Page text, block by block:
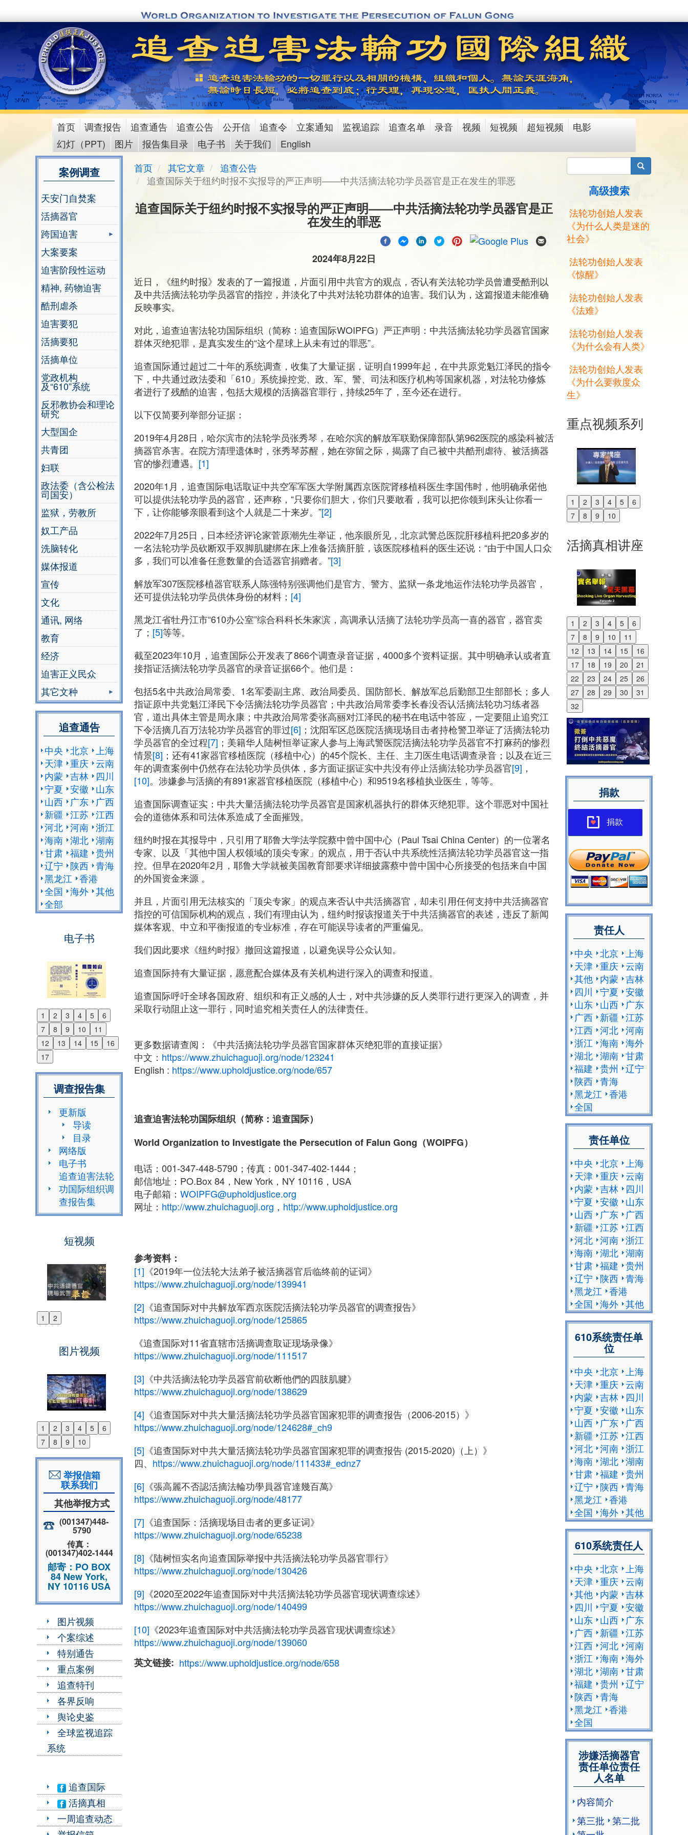
to
content
main
menu
首页 调查报告 追查通告 追查公告 公开信 追查令 立案通知 监视追踪 追查名单 录音 视频 短视频 超短视频
电影
幻灯（PPT)
图片 报告集目录 电子书 关于我们 English
案例调查
天安门自焚案
活摘器官
跨国迫害
大案要案
迫害阶段性运动
精神, 药物迫害
酷刑虐杀
迫害要犯
活摘要犯
活摘单位
党政机构
及“610”系统
反邪教协会和理论
研究
大型国企
共青团
妇联
政法委（含公检法
司国安）
监狱，劳教所
奴工产品
洗脑转化
媒体报道
宣传
文化
通讯, 网络
教育
经济
迫害正义民众
其它文种
追查通告
中央 北京 上海
天津 重庆 云南
内蒙 吉林
四川
宁夏 安徽
山东
山西
广东
广西
新疆 江苏 江西
河北 河南 浙江
海南 湖北 湖南
甘肃 福建 贵州
辽宁
陕西 青海
黑龙江 香港
全国 海外 其他
全部
电子书
1 2 3 4 5
6
7
8 9 10
11
12
13 14 15
16
17
Previous
Next
调查报告集
更新版
导读
目录
网络版
电子书
追查迫害法轮
功国际组织调
查报告集
短视频
1 2
Previous
图片视频
1 2 3 4 5
6
7
8 9 10
Previous
Next
举报信箱
联系我们
其他举报方式
(001347)448-
5790
传真：
(001347)402-1444
邮寄：PO BOX
84 New York,
NY 10116 USA
图片视频
个案综述
特别通告
重点案例
追查特刊
各界反响
舆论史鉴
全球监视追踪
系统
追查国际
活摘真相
一周追查动态
首页 其它文章
追查公告
追查国际关于纽约时报不实报导的严正声明——中共活摘法轮功学员器官是正在发生的罪恶
追查国际关于纽约时报不实报导的严正声明——中共活摘法轮功学员器官是正
在发生的罪恶
2024年8月22日
近日，《纽约时报》发表的了一篇报道，片面引用中共官方的观点，否认有关法轮功学员曾遭受酷刑以
及中共活摘法轮功学员器官的指控，并淡化了中共对法轮功群体的迫害。我们认为，这篇报道未能准确
反映事实。
对此，追查迫害法轮功国际组织（简称：追查国际WOIPFG）严正声明：中共活摘法轮功学员器官国家
群体灭绝犯罪，是真实发生的“这个星球上从未有过的罪恶”。
追查国际通过超过二十年的系统调查，收集了大量证据，证明自1999年起，在中共原党魁江泽民的指令
下，中共通过政法委和「610」系统操控党、政、军、警、司法和医疗机构等国家机器，对法轮功修炼
者进行了残酷的迫害，包括大规模的活摘器官罪行，持续25年了，至今还在进行。
以下仅简要列举部分证据：
2019年4月28日，哈尔滨市的法轮学员张秀琴，在哈尔滨的解放军联勤保障部队第962医院的感染科被活
摘器官杀害。在院方清理遗体时，张秀琴苏醒，她在弥留之际，揭露了自己被中共酷刑虐待、被活摘器
官的惨烈遭遇。 [1]
2020年1月，追查国际电话取证中共空军军医大学附属西京医院肾移植科医生李国伟时，他明确承偌他
可以提供法轮功学员的器官，还声称，“只要你们胆大，你们只要敢看，我可以把你领到床头让你看一
下，让你能够亲眼看到这个人就是二十来岁。”[2]
2022年7月25日，日本经济评论家菅原潮先生举证，他亲眼所见，北京武警总医院肝移植科把20多岁的
一名法轮功学员砍断双手双脚肌腱绑在床上准备活摘肝脏，该医院移植科的医生还说：“由于中国人口众
多，我们可以准备任意数量的合适器官捐赠者。”[3]
解放军307医院移植器官联系人陈强特别强调他们是官方、警方、监狱一条龙地运作法轮功学员器官，
还可提供法轮功学员供体身份的材料； [4]
黑龙江省牡丹江市“610办公室”综合科科长朱家滨，高调承认活摘了法轮功学员高一喜的器官，器官卖
了； [5]等等。
截至2023年10月，追查国际公开发表了866个调查录音证据，4000多个资料证据。其中明确承认或者直
接指证活摘法轮功学员器官的录音证据66个。他们是：
包括5名中共政治局常委、1名军委副主席、政治局委员、国防部长、解放军总后勤部卫生部部长；多人
指证原中共党魁江泽民下令活摘法轮功学员器官；中共政治局常委李长春没否认活摘法轮功习练者器
官，道出具体主管是周永康；中共政治局常委张高丽对江泽民的秘书在电话中答应，一定要阻止追究江
下令活摘几百万法轮功学员器官的罪过[6] ；沈阳军区总医院活摘现场目击者持枪警卫举证了活摘法轮功
学员器官的全过程[7] ；美籍华人陆树恒举证家人参与上海武警医院活摘法轮功学员器官不打麻药的惨烈
情景[8] ；还有41家器官移植医院（移植中心）的45个院长、主任、主刀医生电话调查录音；以及在近三
年的调查案例中仍然存在法轮功学员供体，多方面证据证实中共没有停止活摘法轮功学员器官[9] ，
[10]。涉嫌参与活摘的有891家器官移植医院（移植中心）和9519名移植执业医生，等等。
追查国际调查证实：中共大量活摘法轮功学员器官是国家机器执行的群体灭绝犯罪。这个罪恶对中国社
会的道德体系和司法体系造成了全面摧毁。
纽约时报在其报导中，只引用了耶鲁⼤学法学院蔡中曾中国中⼼（Paul Tsai China Center）的一位署名
专家、以及「其他中国⼈权领域的顶尖专家」的观点，用于否认中共系统性活摘法轮功学员器官这一指
控。但早在2020年2月，耶鲁大学就被美国教育部要求详细披露蔡中曾中国中⼼所接受的包括来自中国
的外国资金来源 。
并且，片面引用无法核实的「顶尖专家」的观点来否认中共活摘器官，却未引用任何支持中共活摘器官
指控的可信国际机构的观点，我们有理由认为，纽约时报该报道关于中共活摘器官的表述，违反了新闻
媒体客观、中立和平衡报道的专业标准，存在可能误导读者的严重偏见。
我们因此要求《纽约时报》撤回这篇报道，以避免误导公众认知。
追查国际持有大量证据，愿意配合媒体及有关机构进行深入的调查和报道。
追查国际呼吁全球各国政府、组织和有正义感的人士，对中共涉嫌的反人类罪行进行更深入的调查，并
采取行动阻止这一罪行，同时追究相关责任人的法律责任。
更多数据请查阅：《中共活摘法轮功学员器官国家群体灭绝犯罪的直接证据》
中文： https://www.zhuichaguoji.org/node/123241
English : https://www.upholdjustice.org/node/657
追查迫害法轮功国际组织（简称：追查国际）
World Organization to Investigate the Persecution of Falun Gong（WOIPFG）
电话：001-347-448-5790；传真：001-347-402-1444；
邮信地址：PO.Box 84，New York，NY 10116，USA
电子邮箱： WOIPFG@upholdjustice.org
网址： http://www.zhuichaguoji.org ， http://www.upholdjustice.org
参考资料：
[1] 《2019年一位法轮大法弟子被活摘器官后临终前的证词》
https://www.zhuichaguoji.org/node/139941
[2] 《追查国际对中共解放军西京医院活摘法轮功学员器官的调查报告》
https://www.zhuichaguoji.org/node/125865
《追查国际对11省直辖市活摘调查取证现场录像》
https://www.zhuichaguoji.org/node/111517
[3] 《中共活摘法轮功学员器官前砍断他們的四肢肌腱》
https://www.zhuichaguoji.org/node/138629
[4] 《追查国际对中共大量活摘法轮功学员器官国家犯罪的调查报告（2006-2015）》
https://www.zhuichaguoji.org/node/124628#_ch9
[5] 《追查国际对中共大量活摘法轮功学员器官国家犯罪的调查报告 (2015-2020)（上）》
四、 https://www.zhuichaguoji.org/node/111433#_ednz7
[6] 《張高麗不否認活摘法輪功學員器官達幾百萬》
https://www.zhuichaguoji.org/node/48177
[7] 《追查国际：活摘现场目击者的更多证词》
https://www.zhuichaguoji.org/node/65238
[8] 《陆树恒实名向追查国际举报中共活摘法轮功学员器官罪行》
https://www.zhuichaguoji.org/node/130426
[9] 《2020至2022年追查国际对中共活摘法轮功学员器官现状调查综述》
https://www.zhuichaguoji.org/node/140499
[10] 《2023年追查国际对中共活摘法轮功学员器官现状调查综述》
https://www.zhuichaguoji.org/node/139060
英文链接
https://www.upholdjustice.org/node/658
搜索
高级搜索
法轮功创始人发表
《为什么人类是迷的
社会》
法轮功创始人发表
《惊醒》
法轮功创始人发表
《法难》
法轮功创始人发表
《为什么会有人类》
法轮功创始人发表
《为什么要救度众
生》
重点视频系列
1 2 3 4 5
6
7
8 9 10
Previous
Next
活摘真相讲座
1 2 3 4 5
6
7
8 9 10
11
12
13 14 15
16
17
18 19 20
21
22
23 24 25
26
27
28 29 30
31
32
Previous
Next
捐款
捐款
责任人
中央 北京
上海
天津 重庆 云南
其他 内蒙 吉林
四川
宁夏 安徽
山东 山西
广东
广西 新疆 江苏
江西 河北 河南
浙江 海南 海外
湖北 湖南 甘肃
福建 贵州
辽宁
陕西 青海
黑龙江 香港
全国
责任单位
中央 北京
上海
天津 重庆 云南
内蒙 吉林
四川
宁夏 安徽
山东
山西
广东
广西
新疆 江苏 江西
河北 河南 浙江
海南 湖北 湖南
甘肃 福建 贵州
辽宁
陕西 青海
黑龙江 香港
全国 海外 其他
610系统责任单
位
中央 北京
上海
天津 重庆 云南
内蒙 吉林
四川
宁夏 安徽
山东
山西
广东
广西
新疆 江苏 江西
河北 河南 浙江
海南 湖北 湖南
甘肃 福建 贵州
辽宁
陕西 青海
黑龙江 香港
全国 海外 其他
610系统责任人
中央 北京
上海
天津 重庆 云南
其他 内蒙 吉林
四川
宁夏 安徽
山东 山西
广东
广西 新疆 江苏
江西 河北 河南
浙江 海南 海外
湖北 湖南 甘肃
福建 贵州
辽宁
陕西 青海
黑龙江 香港
全国
涉嫌活摘器官
责任单位责任
人名单
内容简介
第三批
第二批